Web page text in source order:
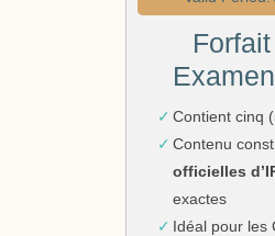
Contient cinq
Contenu
officielles
exactes
Idéal pour les